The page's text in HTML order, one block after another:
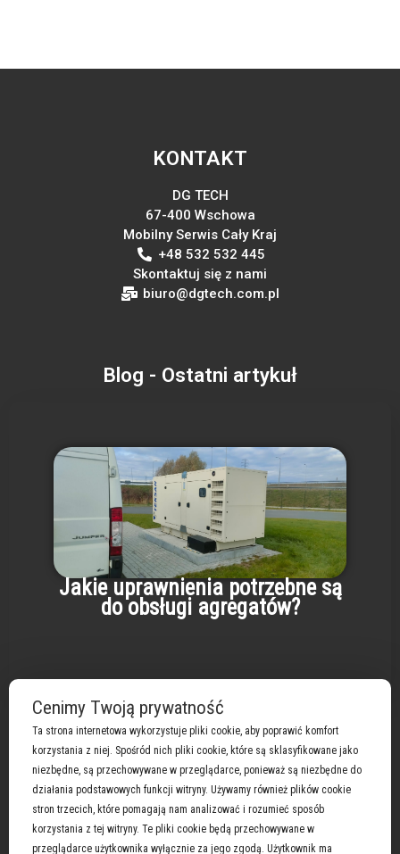
KONTAKT
DG TECH
67-400 Wschowa
Mobilny Serwis Cały Kraj
+48 532 532 445
Skontaktuj się z nami
biuro@dgtech.com.pl
Blog - Ostatni artykuł
Jakie uprawnienia potrzebne są
do obsługi agregatów?
Obsługujemy marki : Atlas Copco
Briggs &
Stratton i Vanguard
Cat Cummins | Deutz
Doosan |Eisemann| Fogo |Himoinsa|Honda|
|John Deere|Kohler|Man|Mitsubishi|Mtu|
Cenimy Twoją prywatność
Ta strona internetowa wykorzystuje pliki cookie, aby poprawić komfort
korzystania z niej. Spośród nich pliki cookie, które są sklasyfikowane jako
niezbędne, są przechowywane w przeglądarce, ponieważ są niezbędne do
działania podstawowych funkcji witryny. Używamy również plików cookie
stron trzecich, które pomagają nam analizować i rozumieć sposób
korzystania z tej witryny. Te pliki cookie będą przechowywane w
przeglądarce użytkownika wyłącznie za jego zgodą. Użytkownik ma